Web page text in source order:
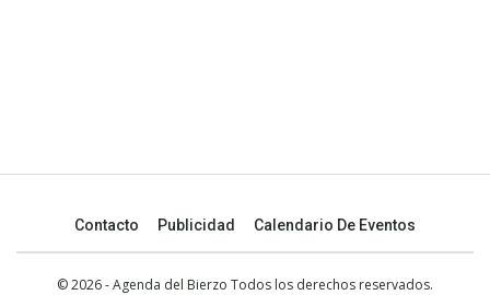
Contacto Publicidad Calendario De Eventos
© 2026 - Agenda del Bierzo Todos los derechos reservados.